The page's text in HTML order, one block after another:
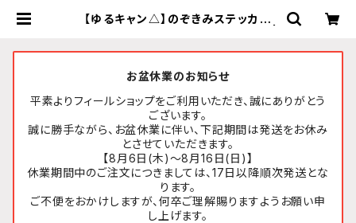
【ゆるキャン△】のぞきみステッカー
お盆休業のお知らせ
平素よりフィールショップをご利用いただき、誠にありがとう
ございます。
誠に勝手ながら、お盆休業に伴い、下記期間は発送をお休み
とさせていただきます。
【8月6日(木)～8月16日(日)】
休業期間中のご注文につきましては、17日以降順次発送とな
ります。
ご不便をおかけしますが、何卒ご理解賜りますようお願い申
し上げます。